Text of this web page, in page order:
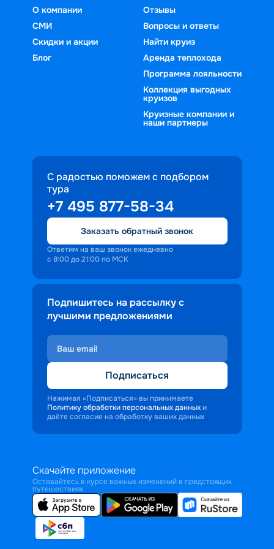
достопримечательностям, а также
культурному наследию регионов.
Такие круизы позволяют насладиться
спокойным отдыхом и увидеть
уникальные города Поволжья в одном
О компании
СМИ
Скидки и акции
Блог
Отзывы
Вопросы и ответы
Найти круиз
Аренда теплохода
Программа лояльности
Коллекция выгодных
круизов
Круизные компании и
наши партнеры
С радостью поможем с подбором
тура
+7 495 877-58-34
Заказать обратный звонок
Ответим на ваш звонок ежедневно
с 8:00 до 21:00 по МСК
Подпишитесь на рассылку с
лучшими предложениями
Подписаться
Нажимая «Подписаться» вы принимаете
Политику обработки персональных данных и
даёте согласие на обработку ваших данных
Скачайте приложение
Оставайтесь в курсе важных изменений в предстоящих
путешествиях